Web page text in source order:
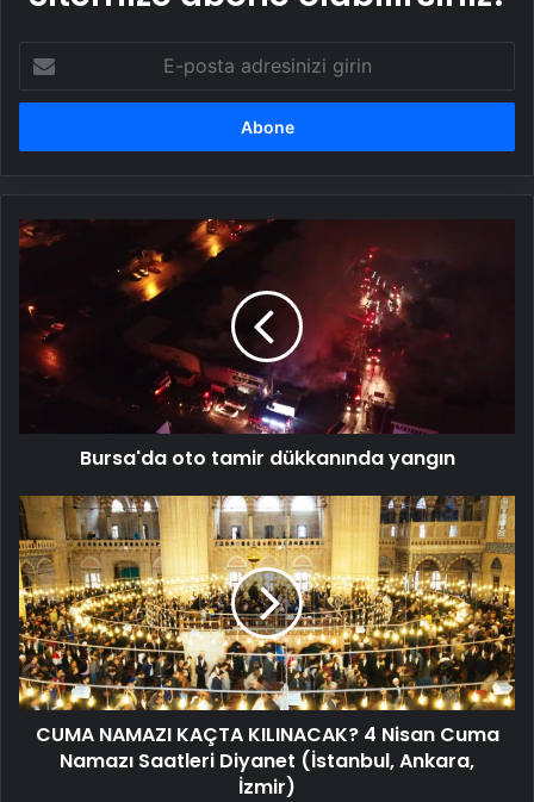
posta
adresinizi
Bursa'da
oto
dükkanında
yangın
Bursa'da oto tamir dükkanında yangın
CUMA
NAMAZI
KAÇTA
KILINACAK?
4
Nisan
Cuma
Namazı
Saatleri
Diyanet
(İstanbul,
CUMA NAMAZI KAÇTA KILINACAK? 4 Nisan Cuma
Namazı Saatleri Diyanet (İstanbul, Ankara,
İzmir)